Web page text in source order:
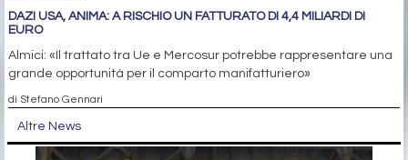
DAZI USA, ANIMA: A RISCHIO UN FATTURATO DI 4,4 MILIARDI DI
EURO
Almici: «Il trattato tra Ue e Mercosur potrebbe rappresentare una
grande opportunità per il comparto manifatturiero»
di Stefano Gennari
Altre News